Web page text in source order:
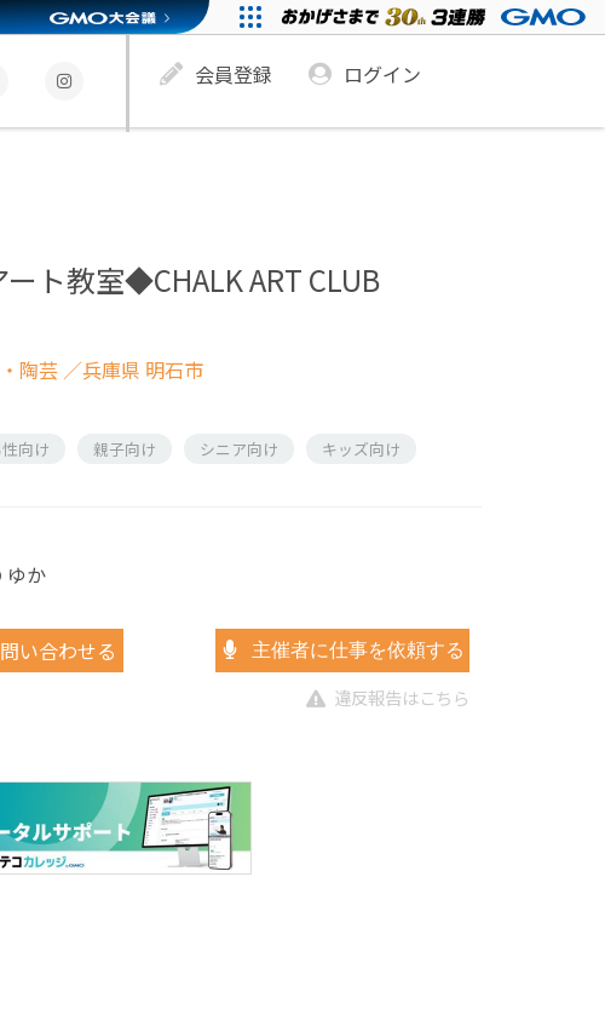
会員登録 ログイン
ト教室◆CHALK ART CLUB
陶芸 ／兵庫県 明石市
向け 親子向け シニア向け キッズ向け
ゆか
い合わせる 主催者に仕事を依頼する
違反報告はこちら